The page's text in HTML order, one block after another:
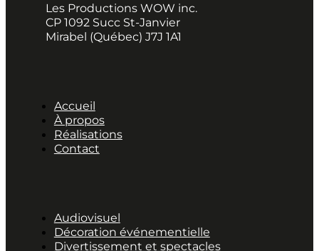
Les Productions WOW inc.
CP 1092 Succ St-Janvier
Mirabel (Québec) J7J 1A1
Accueil
À propos
Réalisations
Contact
Audiovisuel
Décoration événementielle
Divertissement et spectacles